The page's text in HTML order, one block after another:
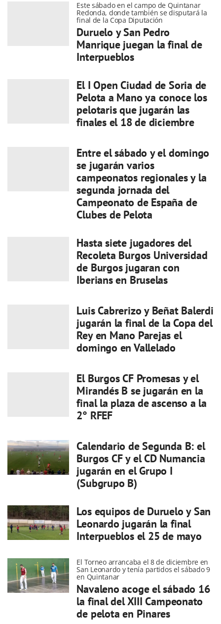
Este sábado en el campo de Quintanar
Redonda, donde también se disputará la
final de la Copa Diputación
Duruelo y San Pedro
Manrique juegan la final de
Interpueblos
El I Open Ciudad de Soria de
Pelota a Mano ya conoce los
pelotaris que jugarán las
finales el 18 de diciembre
Entre el sábado y el domingo
se jugarán varios
campeonatos regionales y la
segunda jornada del
Campeonato de España de
Clubes de Pelota
Hasta siete jugadores del
Recoleta Burgos Universidad
de Burgos jugaran con
Iberians en Bruselas
Luis Cabrerizo y Beñat Balerdi
jugarán la final de la Copa del
Rey en Mano Parejas el
domingo en Vallelado
El Burgos CF Promesas y el
Mirandés B se jugarán en la
final la plaza de ascenso a la
2° RFEF
Calendario de Segunda B: el
Burgos CF y el CD Numancia
jugarán en el Grupo I
(Subgrupo B)
Los equipos de Duruelo y San
Leonardo jugarán la final
Interpueblos el 25 de mayo
El Torneo arrancaba el 8 de diciembre en
San Leonardo y tenía partidos el sábado 9
en Quintanar
Navaleno acoge el sábado 16
la final del XIII Campeonato
de pelota en Pinares